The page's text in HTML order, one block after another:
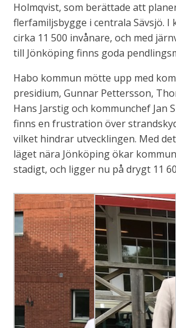
Holmqvist, som berättade att
flerfamiljsbygge i centrala Sävsjö. I
cirka 11 500 invånare, och med
till Jönköping finns goda
Habo kommun mötte upp med
presidium, Gunnar Pettersson,
Hans Jarstig och kommunchef Jan
finns en frustration över
vilket hindrar utvecklingen. Med
läget nära Jönköping ökar
stadigt, och ligger nu på drygt 11